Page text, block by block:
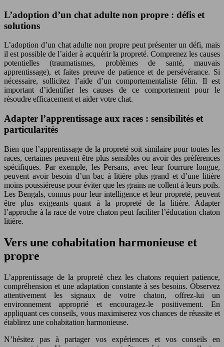
L’adoption d’un chat adulte non propre : défis et
solutions
L’adoption d’un chat adulte non propre peut présenter un défi, mais
il est possible de l’aider à acquérir la propreté. Comprenez les causes
potentielles (traumatismes, problèmes de santé, mauvais
apprentissage), et faites preuve de patience et de persévérance. Si
nécessaire, sollicitez l’aide d’un comportementaliste félin. Il est
important d’identifier les causes de ce comportement pour le
résoudre efficacement et aider votre chat.
Adapter l’apprentissage aux races : sensibilités et
particularités
Bien que l’apprentissage de la propreté soit similaire pour toutes les
races, certaines peuvent être plus sensibles ou avoir des préférences
spécifiques. Par exemple, les Persans, avec leur fourrure longue,
peuvent avoir besoin d’un bac à litière plus grand et d’une litière
moins poussiéreuse pour éviter que les grains ne collent à leurs poils.
Les Bengals, connus pour leur intelligence et leur propreté, peuvent
être plus exigeants quant à la propreté de la litière. Adapter
l’approche à la race de votre chaton peut faciliter l’éducation chaton
litière.
Vers une cohabitation harmonieuse et
propre
L’apprentissage de la propreté chez les chatons requiert patience,
compréhension et une adaptation constante à ses besoins. Observez
attentivement les signaux de votre chaton, offrez-lui un
environnement approprié et encouragez-le positivement. En
appliquant ces conseils, vous maximiserez vos chances de réussite et
établirez une cohabitation harmonieuse.
N’hésitez pas à partager vos expériences et vos conseils en